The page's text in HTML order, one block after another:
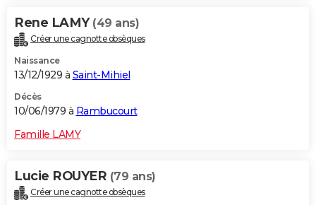
Rene LAMY (49 ans)
Créer une cagnotte obsèques
Naissance
13/12/1929 à Saint-Mihiel
Décès
10/06/1979 à Rambucourt
Famille LAMY
Lucie ROUYER (79 ans)
Créer une cagnotte obsèques